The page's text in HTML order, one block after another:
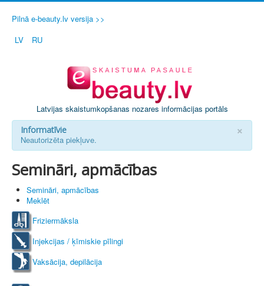
Pilnā e-beauty.lv versija >>
LV
RU
Latvijas skaistumkopšanas nozares informācijas portāls
×
Informatīvie
Neautorizēta piekļuve.
Semināri, apmācības
Semināri, apmācības
Meklēt
Friziermāksla
Injekcijas / ķīmiskie pīlingi
Vaksācija, depilācija